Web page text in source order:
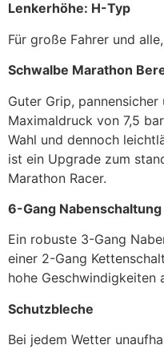
Lenkerhöhe: H-Typ
Für große Fahrer und
Schwalbe Marathon
Guter Grip,
Maximaldruck von 7,5
Wahl und dennoch
ist ein Upgrade zum
Marathon Racer.
6-Gang Nabenschaltung
Ein robuste 3-Gang
einer 2-Gang
hohe Geschwindigkeiten
Schutzbleche
Bei jedem Wetter